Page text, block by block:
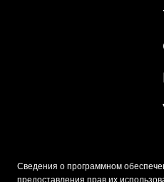
Сведения о программном
предоставления прав их